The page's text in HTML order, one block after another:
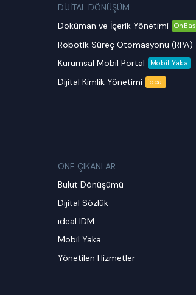
DİJİTAL DÖNÜŞÜM
Doküman ve İçerik Yönetimi
Robotik Süreç Otomasyonu (RPA)
Kurumsal Mobil Portal
Mobil Yaka
Dijital Kimlik Yönetimi ideal
ÖNE ÇIKANLAR
Bulut Dönüşümü
Dijital Sözlük
ideal IDM
Mobil Yaka
Yönetilen Hizmetler